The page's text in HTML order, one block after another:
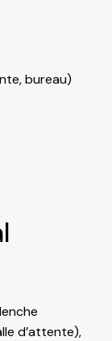
bureau)
d’attente),